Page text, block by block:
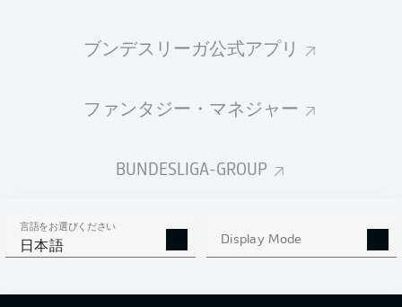
ブンデスリーガ公式アプリ
ファンタジー・マネジャー
BUNDESLIGA-GROUP
言語をお選びください
日本語 Display Mode
0
377
85 % 成功率 86 %